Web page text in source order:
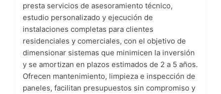
presta servicios de asesoramiento técnico,
estudio personalizado y ejecución de
instalaciones completas para clientes
residenciales y comerciales, con el objetivo de
dimensionar sistemas que minimicen la inversión
y se amortizan en plazos estimados de 2 a 5 años.
Ofrecen mantenimiento, limpieza e inspección de
paneles, facilitan presupuestos sin compromiso y